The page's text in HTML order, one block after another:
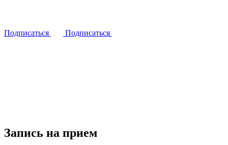
Подписаться Подписаться
Запись на прием